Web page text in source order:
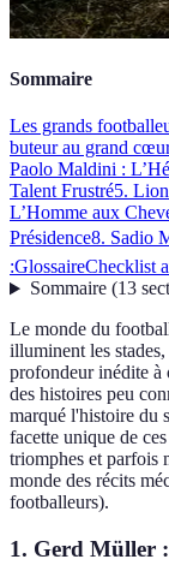
Sommaire
Les grands
buteur au grand
Paolo Maldini :
Talent Frustré5.
L’Homme aux
Présidence8. Sadio
:GlossaireChecklist
Sommaire(13
Le monde du
illuminent les
profondeur inédite à
des histoires peu
marqué l'histoire du
facette unique de
triomphes et parfois
monde des récits
footballeurs).
1. Gerd Müller